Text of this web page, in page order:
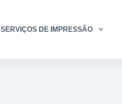
SERVIÇOS DE IMPRESSÃO